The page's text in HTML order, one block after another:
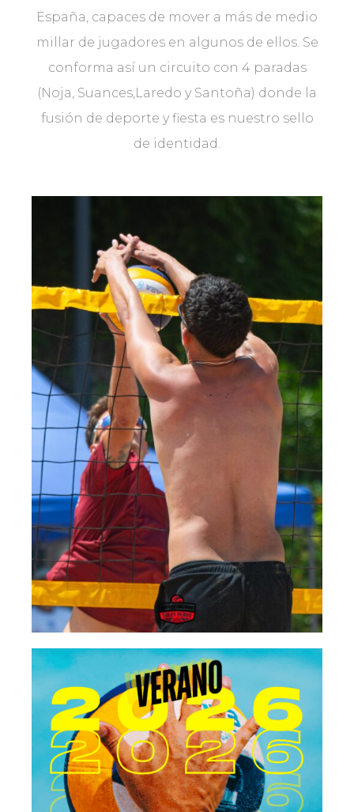
España, capaces de mover a más de medio
millar de jugadores en algunos de ellos. Se
conforma así un circuito con 4 paradas
(Noja, Suances,Laredo y Santoña) donde la
fusión de deporte y fiesta es nuestro sello
de identidad.